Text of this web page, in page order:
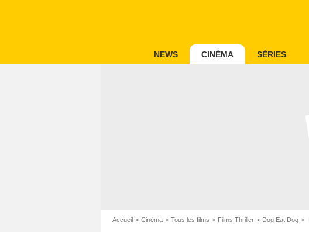
NEWS CINÉMA SÉRIES
Accueil Cinéma Tous les films Films Thriller Dog Eat Dog